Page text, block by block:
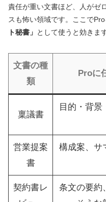
責任が重い文書ほど、人がゼ
スも怖い領域です。ここでPro
ト秘書」 として使うと効きます
文書の種
類
Proに
稟議書
目的・背景
営業提案
書
構成案、サ
契約書レ
条文の要約